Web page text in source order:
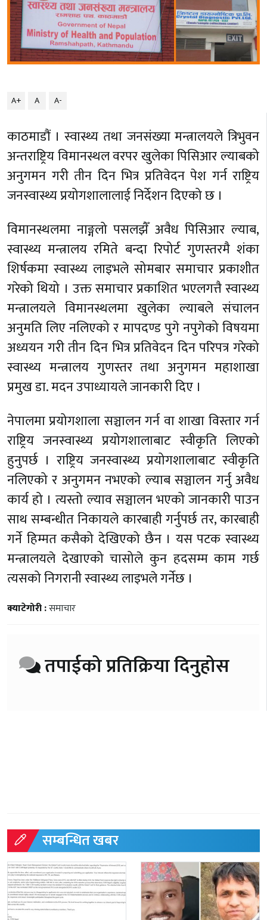
A+ A A-
काठमाडौं । स्वास्थ्य तथा जनसंख्या मन्त्रालयले त्रिभुवन
अन्तराष्ट्रिय विमानस्थल वरपर खुलेका पिसिआर ल्याबको
अनुगमन गरी तीन दिन भित्र प्रतिवेदन पेश गर्न राष्ट्रिय
जनस्वास्थ्य प्रयोगशालालाई निर्देशन दिएको छ ।
विमानस्थलमा नाङ्गलो पसलझैँ अवैध पिसिआर ल्याब,
स्वास्थ्य मन्त्रालय रमिते बन्दा रिपोर्ट गुणस्तरमै शंका
शिर्षकमा स्वास्थ्य लाइभले सोमबार समाचार प्रकाशीत
गरेको थियो । उक्त समाचार प्रकाशित भएलगत्तै स्वास्थ्य
मन्त्रालयले विमानस्थलमा खुलेका ल्याबले संचालन
अनुमति लिए नलिएको र मापदण्ड पुगे नपुगेको विषयमा
अध्ययन गरी तीन दिन भित्र प्रतिवेदन दिन परिपत्र गरेको
स्वास्थ्य मन्त्रालय गुणस्तर तथा अनुगमन महाशाखा
प्रमुख डा. मदन उपाध्यायले जानकारी दिए ।
नेपालमा प्रयोगशाला सञ्चालन गर्न वा शाखा विस्तार गर्न
राष्ट्रिय जनस्वास्थ्य प्रयोगशालाबाट स्वीकृति लिएको
हुनुपर्छ । राष्ट्रिय जनस्वास्थ्य प्रयोगशालाबाट स्वीकृति
नलिएको र अनुगमन नभएको ल्याब सञ्चालन गर्नु अवैध
कार्य हो । त्यस्तो ल्याव सञ्चालन भएको जानकारी पाउन
साथ सम्बन्धीत निकायले कारबाही गर्नुपर्छ तर, कारबाही
गर्ने हिम्मत कसैको देखिएको छैन । यस पटक स्वास्थ्य
मन्त्रालयले देखाएको चासोले कुन हदसम्म काम गर्छ
त्यसको निगरानी स्वास्थ्य लाइभले गर्नेछ ।
क्याटेगोरी :समाचार
तपाईको प्रतिक्रिया दिनुहोस
सम्बन्धित खबर